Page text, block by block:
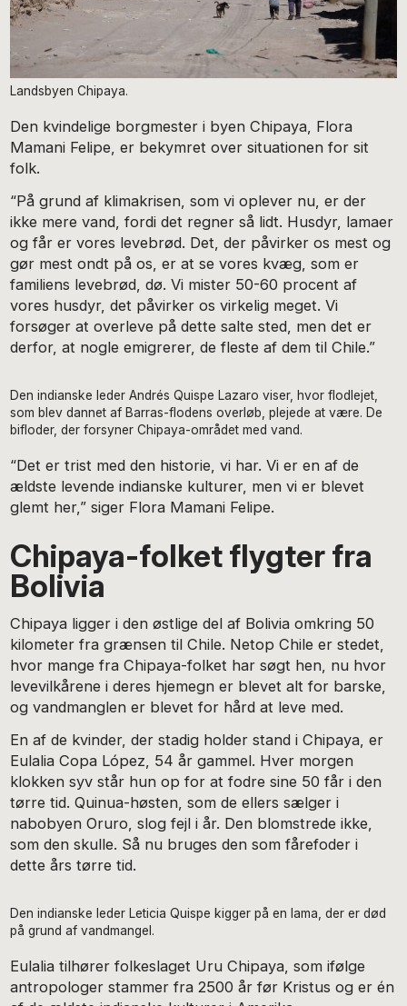
Landsbyen Chipaya.
Den kvindelige borgmester i byen Chipaya, Flora
Mamani Felipe, er bekymret over situationen for sit
folk.
“På grund af klimakrisen, som vi oplever nu, er der
ikke mere vand, fordi det regner så lidt. Husdyr, lamaer
og får er vores levebrød. Det, der påvirker os mest og
gør mest ondt på os, er at se vores kvæg, som er
familiens levebrød, dø. Vi mister 50-60 procent af
vores husdyr, det påvirker os virkelig meget. Vi
forsøger at overleve på dette salte sted, men det er
derfor, at nogle emigrerer, de fleste af dem til Chile.”
Den indianske leder Andrés Quispe Lazaro viser, hvor flodlejet,
som blev dannet af Barras-flodens overløb, plejede at være. De
bifloder, der forsyner Chipaya-området med vand.
“Det er trist med den historie, vi har. Vi er en af de
ældste levende indianske kulturer, men vi er blevet
glemt her,” siger Flora Mamani Felipe.
Chipaya-folket flygter fra
Bolivia
Chipaya ligger i den østlige del af Bolivia omkring 50
kilometer fra grænsen til Chile. Netop Chile er stedet,
hvor mange fra Chipaya-folket har søgt hen, nu hvor
levevilkårene i deres hjemegn er blevet alt for barske,
og vandmanglen er blevet for hård at leve med.
En af de kvinder, der stadig holder stand i Chipaya, er
Eulalia Copa López, 54 år gammel. Hver morgen
klokken syv står hun op for at fodre sine 50 får i den
tørre tid. Quinua-høsten, som de ellers sælger i
nabobyen Oruro, slog fejl i år. Den blomstrede ikke,
som den skulle. Så nu bruges den som fårefoder i
dette års tørre tid.
Den indianske leder Leticia Quispe kigger på en lama, der er død
på grund af vandmangel.
Eulalia tilhører folkeslaget Uru Chipaya, som ifølge
antropologer stammer fra 2500 år før Kristus og er én